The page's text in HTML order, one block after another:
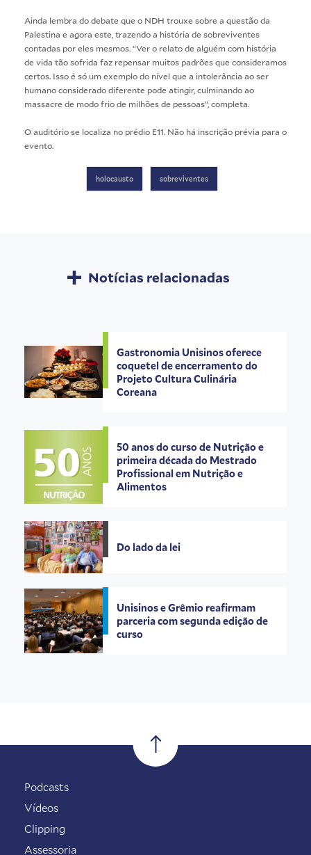
Ainda lembra do debate que o NDH trouxe sobre a questão da
Palestina e agora este, trazendo a história de sobreviventes
contadas por eles mesmos. “Ver o relato de alguém com história
de vida tão sofrida faz repensar muitos padrões que consideramos
certos. Isso é só um exemplo do nível que a intolerância ao ser
humano considerado diferente pode atingir, culminando ao
massacre de modo frio de milhões de pessoas”, completa.
O auditório se localiza no prédio E11. Não há inscrição prévia para o
evento.
holocausto sobreviventes
Notícias relacionadas
Gastronomia Unisinos oferece
coquetel de encerramento do
Projeto Cultura Culinária
Coreana
50 anos do curso de Nutrição e
primeira década do Mestrado
Profissional em Nutrição e
Alimentos
Do lado da lei
Unisinos e Grêmio reafirmam
parceria com segunda edição de
curso
Podcasts
Vídeos
Clipping
Assessoria